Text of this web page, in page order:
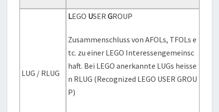
LUG / RLUG
LEGO USERGROUP
Zusammenschluss von AFOLs, TFOLs e
tc. zu einer LEGO Interessengemeinsc
haft. Bei LEGO anerkannte LUGs heisse
n RLUG (Recognized LEGO USER GROU
P)